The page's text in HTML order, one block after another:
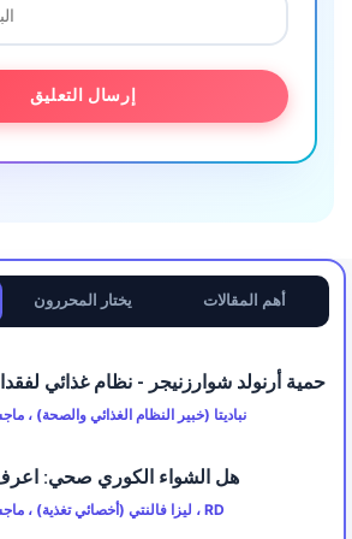
يختار المحررون أهم المقالات
حمية أرنولد شوارزنيجر - نظام غذائي
نباديتا (خبير النظام الغذائي والصحة) ،
هل الشواء الكوري صحي:
ليزا فالنتي (أخصائي تغذية) ، ماجستير ، RD